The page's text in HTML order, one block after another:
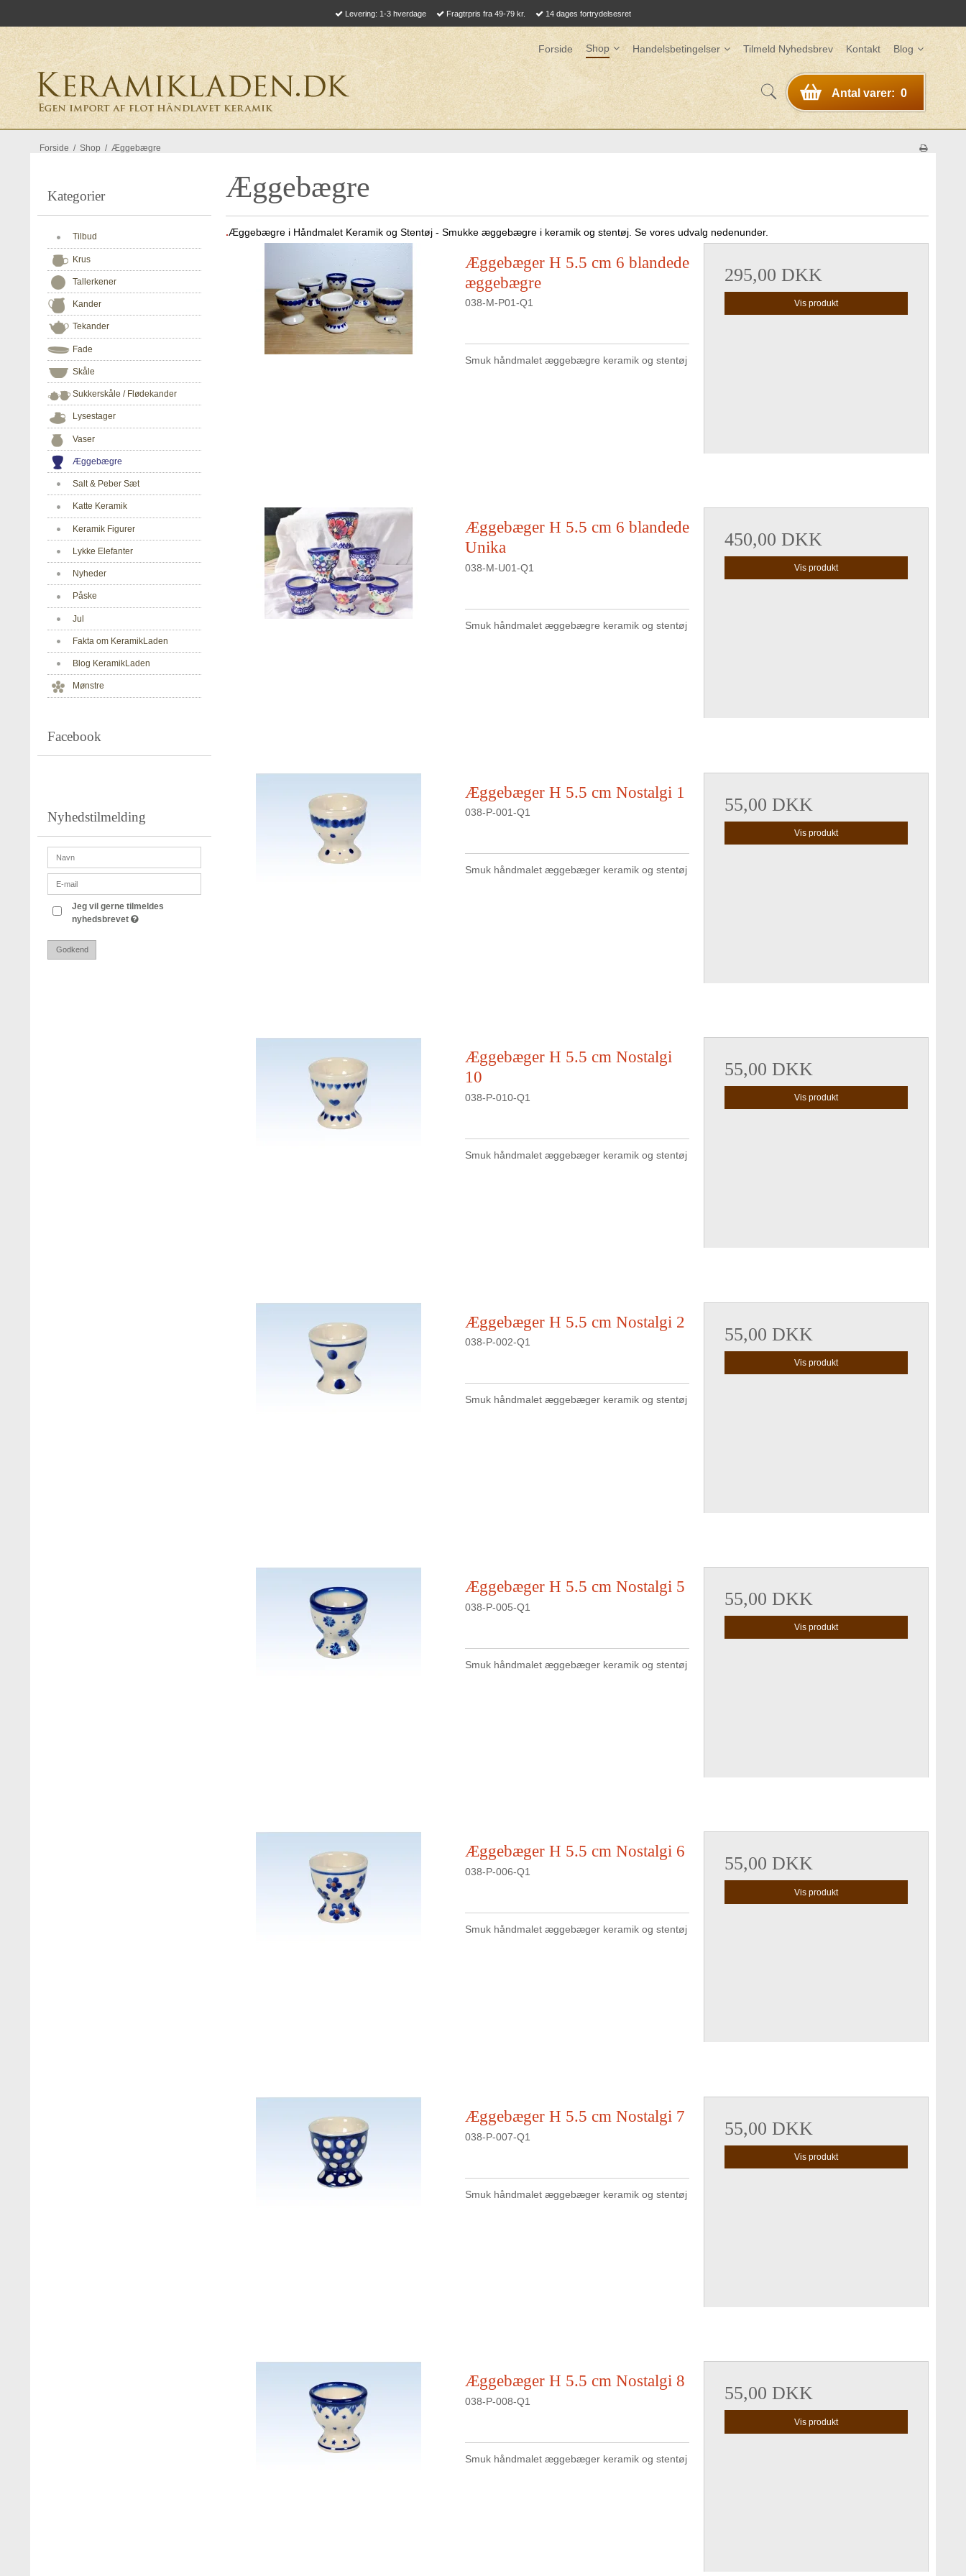
Levering: 1-3 hverdage Fragtrpris fra 49-79 kr. 14 dages fortrydelsesret
Forside Shop Handelsbetingelser Tilmeld Nyhedsbrev Kontakt Blog
Antal varer: 0
Forside / Shop / Æggebægre
Kategorier
Tilbud
Krus
Tallerkener
Kander
Tekander
Fade
Skåle
Sukkerskåle / Flødekander
Lysestager
Vaser
Æggebægre
Salt & Peber Sæt
Katte Keramik
Keramik Figurer
Lykke Elefanter
Nyheder
Påske
Jul
Fakta om KeramikLaden
Blog KeramikLaden
Mønstre
Facebook
Nyhedstilmelding
Jeg vil gerne tilmeldes
nyhedsbrevet
Godkend
Æggebægre
.Æggebægre i Håndmalet Keramik og Stentøj - Smukke æggebægre i keramik og stentøj. Se vores udvalg nedenunder.
Æggebæger H 5.5 cm 6 blandede
æggebægre
038-M-P01-Q1
Smuk håndmalet æggebægre keramik og stentøj
295,00 DKK
Vis produkt
Æggebæger H 5.5 cm 6 blandede
Unika
038-M-U01-Q1
Smuk håndmalet æggebægre keramik og stentøj
450,00 DKK
Vis produkt
Æggebæger H 5.5 cm Nostalgi 1
038-P-001-Q1
Smuk håndmalet æggebæger keramik og stentøj
55,00 DKK
Vis produkt
Æggebæger H 5.5 cm Nostalgi
10
038-P-010-Q1
Smuk håndmalet æggebæger keramik og stentøj
55,00 DKK
Vis produkt
Æggebæger H 5.5 cm Nostalgi 2
038-P-002-Q1
Smuk håndmalet æggebæger keramik og stentøj
55,00 DKK
Vis produkt
Æggebæger H 5.5 cm Nostalgi 5
038-P-005-Q1
Smuk håndmalet æggebæger keramik og stentøj
55,00 DKK
Vis produkt
Æggebæger H 5.5 cm Nostalgi 6
038-P-006-Q1
Smuk håndmalet æggebæger keramik og stentøj
55,00 DKK
Vis produkt
Æggebæger H 5.5 cm Nostalgi 7
038-P-007-Q1
Smuk håndmalet æggebæger keramik og stentøj
55,00 DKK
Vis produkt
Æggebæger H 5.5 cm Nostalgi 8
038-P-008-Q1
Smuk håndmalet æggebæger keramik og stentøj
55,00 DKK
Vis produkt